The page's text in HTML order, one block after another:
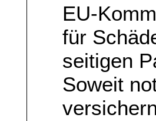
EU-
für
seitigen
Soweit